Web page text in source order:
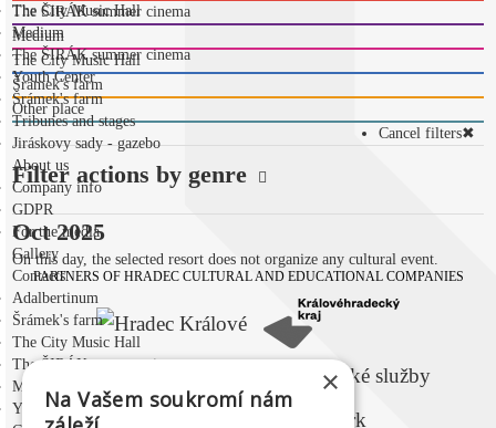
The City Music Hall
Medium
The ŠIRÁK summer cinema
Youth Center
Šrámek's farm
Tribunes and stages
Jiráskovy sady - gazebo
About us
Company info
GDPR
For the media
Gallery
Contacts
Adalbertinum
Šrámek's farm
The City Music Hall
The ŠIRÁK summer cinema
Medium
Youth Center
The ŠIRÁK summer cinema
Medium
The City Music Hall
Šrámek's farm
Other place
Cancel filters✖
Filter actions by genre
Oct 2025
On this day, the selected resort does not organize any cultural event.
PARTNERS OF HRADEC CULTURAL AND EDUCATIONAL COMPANIES
×
Na Vašem soukromí nám